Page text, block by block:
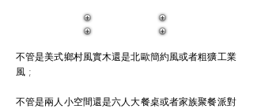
不管是美式鄉村風實木還是北歐簡約風或者粗獷工業
風 ;
不管是兩人小空間還是六人大餐桌或者家族聚餐派對